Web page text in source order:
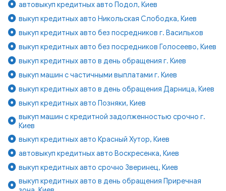
автовыкуп кредитных авто Подол, Киев
выкуп кредитных авто Никольская Слободка, Киев
выкуп кредитных авто без посредников г. Васильков
выкуп кредитных авто без посредников Голосеево, Киев
выкуп кредитных авто в день обращения г. Киев
выкуп машин с частичными выплатами г. Киев
выкуп кредитных авто в день обращения Дарница, Киев
выкуп кредитных авто Позняки, Киев
выкуп машин с кредитной задолженностью срочно г.
Киев
выкуп кредитных авто Красный Хутор, Киев
автовыкуп кредитных авто Воскресенка, Киев
выкуп кредитных авто срочно Зверинец, Киев
выкуп кредитных авто в день обращения Приречная